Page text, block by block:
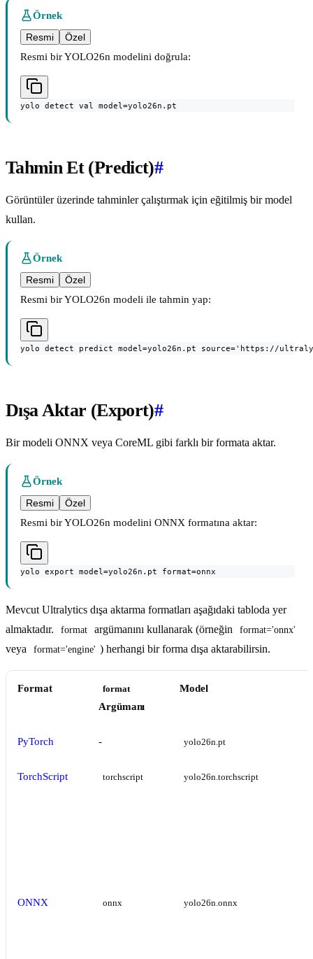
Örnek
Resmi
Özel
Resmi bir YOLO26n modelini doğrula:
yolo detect val model=yolo26n.pt
Tahmin Et (Predict)#
Görüntüler üzerinde tahminler çalıştırmak için eğitilmiş bir model
kullan.
Örnek
Resmi
Özel
Resmi bir YOLO26n modeli ile tahmin yap:
yolo detect predict model=yolo26n.pt source='https://
Dışa Aktar (Export)#
Bir modeli ONNX veya CoreML gibi farklı bir formata aktar.
Örnek
Resmi
Özel
Resmi bir YOLO26n modelini ONNX formatına aktar:
yolo export model=yolo26n.pt format=onnx
Mevcut Ultralytics dışa aktarma formatları aşağıdaki tabloda yer
almaktadır.
format argümanını kullanarak (örneğin format='onnx'
veya format='engine' ) herhangi bir forma dışa aktarabilirsin.
Format format
Argümanı
Model
PyTorch - yolo26n.pt
TorchScript torchscript yolo26n.torchscript
ONNX onnx yolo26n.onnx